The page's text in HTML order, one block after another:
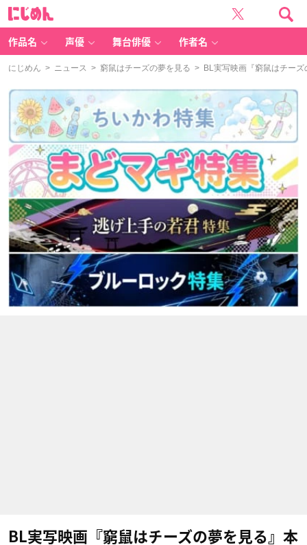
作品名 声優 舞台俳優 作者名
にじめん > ニュース > 窮鼠はチーズの夢を見る > BL実写映画『窮鼠はチーズ
BL実写映画『窮鼠はチーズの夢を見る』本